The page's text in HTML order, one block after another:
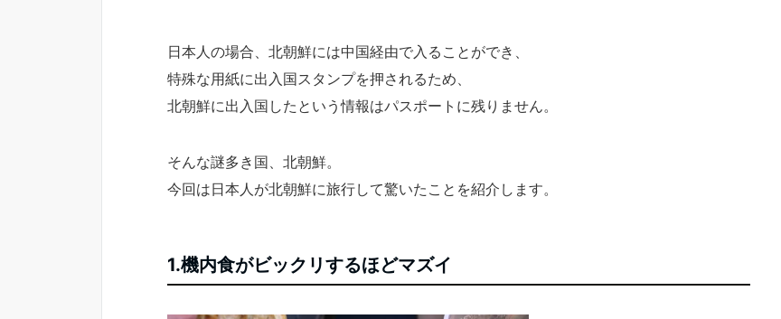
日本人の場合、北朝鮮には中国経由で入ることができ、
特殊な用紙に出入国スタンプを押されるため、
北朝鮮に出入国したという情報はパスポートに残りません。
そんな謎多き国、北朝鮮。
今回は日本人が北朝鮮に旅行して驚いたことを紹介します。
1.機内食がビックリするほどマズイ